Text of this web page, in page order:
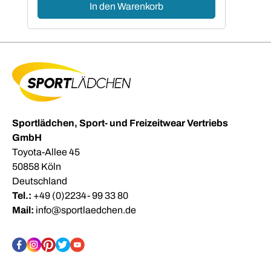
In den Warenkorb
Sportlädchen, Sport- und Freizeitwear Vertriebs
GmbH
Toyota-Allee 45
50858 Köln
Deutschland
Tel.: +49 (0)2234- 99 33 80
Mail: info@sportlaedchen.de